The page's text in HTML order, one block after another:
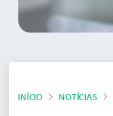
INÍCIO NOTÍCIAS